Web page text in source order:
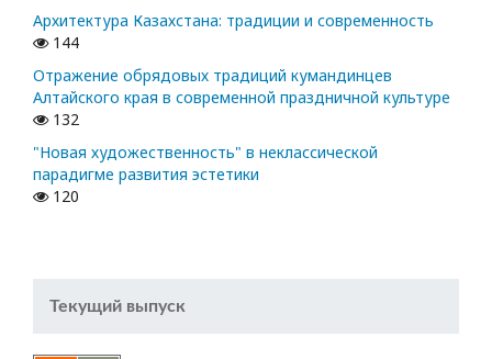
Архитектура Казахстана: традиции и современность
144
Отражение обрядовых традиций кумандинцев
Алтайского края в современной праздничной культуре
132
"Новая художественность" в неклассической
парадигме развития эстетики
120
Текущий выпуск